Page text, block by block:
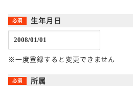
生年月日
※一度登録すると変更できません
所属